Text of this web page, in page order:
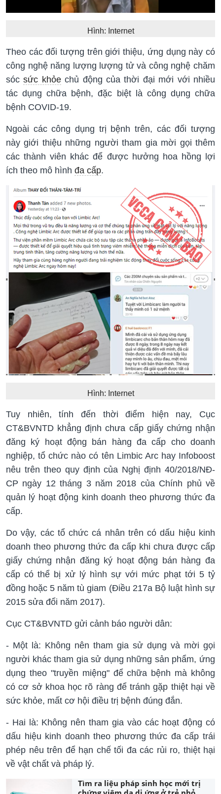
Hình: Internet
Theo các đối tượng trên giới thiệu, ứng dụng này có
công nghệ năng lượng lượng tử và công nghệ chăm
sócsức khỏechủ động của thời đại mới với nhiều
tác dụng chữa bệnh, đặc biệt là công dụng chữa
bệnh COVID-19.
Ngoài các công dụng trị bệnh trên, các đối tượng
này giới thiệu những người tham gia mời gọi thêm
các thành viên khác để được hưởng hoa hồng lợi
ích theo mô hình đa cấp.
Hình: Internet
Tuy nhiên, tính đến thời điểm hiện nay, Cục
CT&BVNTD khẳng định chưa cấp giấy chứng nhận
đăng ký hoạt động bán hàng đa cấp cho doanh
nghiệp, tổ chức nào có tên Limbic Arc hay Infoboost
nêu trên theo quy định của Nghị định 40/2018/NĐ-
CP ngày 12 tháng 3 năm 2018 của Chính phủ về
quản lý hoạt động kinh doanh theo phương thức đa
cấp.
Do vậy, các tổ chức cá nhân trên có dấu hiệu kinh
doanh theo phương thức đa cấp khi chưa được cấp
giấy chứng nhận đăng ký hoạt động bán hàng đa
cấp có thể bị xử lý hình sự với mức phạt tới 5 tỷ
đồng hoặc 5 năm tù giam (Điều 217a Bộ luật hình sự
2015 sửa đổi năm 2017).
Cục CT&BVNTD gửi cảnh báo người dân:
- Một là: Không nên tham gia sử dụng và mời gọi
người khác tham gia sử dụng những sản phẩm, ứng
dụng theo "truyền miệng" để chữa bệnh mà không
có cơ sở khoa học rõ ràng để tránh gặp thiệt hại về
sức khỏe, mất cơ hội điều trị bệnh đúng đắn.
- Hai là: Không nên tham gia vào các hoạt động có
dấu hiệu kinh doanh theo phương thức đa cấp trái
phép nêu trên để hạn chế tối đa các rủi ro, thiệt hại
về vật chất và pháp lý.
Tìm ra liệu pháp sinh học mới trị